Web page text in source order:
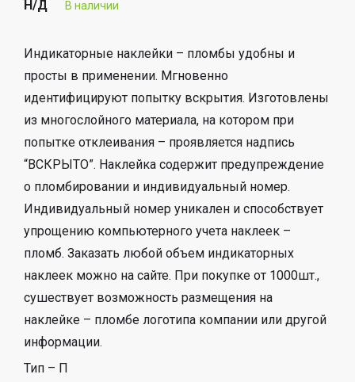
Н/Д В наличии
Индикаторные наклейки – пломбы удобны и
просты в применении. Мгновенно
идентифицируют попытку вскрытия. Изготовлены
из многослойного материала, на котором при
попытке отклеивания – проявляется надпись
“ВСКРЫТО”. Наклейка содержит предупреждение
о пломбировании и индивидуальный номер.
Индивидуальный номер уникален и способствует
упрощению компьютерного учета наклеек –
пломб. Заказать любой объем индикаторных
наклеек можно на сайте. При покупке от 1000шт.,
сушествует возможность размещения на
наклейке – пломбе логотипа компании или другой
информации.
Тип – П